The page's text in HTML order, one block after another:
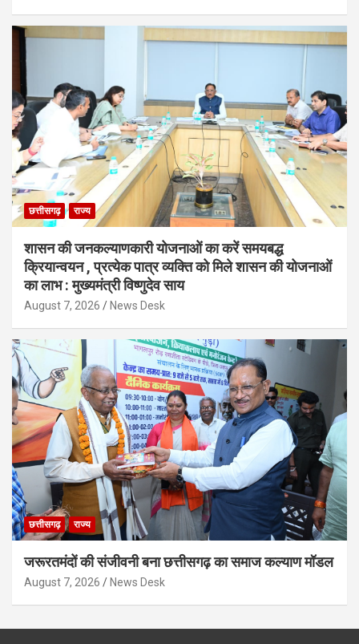
छत्तीसगढ़ राज्य
शासन की जनकल्याणकारी योजनाओं का करें समयबद्ध
क्रियान्वयन , प्रत्येक पात्र व्यक्ति को मिले शासन की योजनाओं
का लाभ : मुख्यमंत्री विष्णुदेव साय
August 7, 2026 News Desk
छत्तीसगढ़ राज्य
जरूरतमंदों की संजीवनी बना छत्तीसगढ़ का समाज कल्याण मॉडल
August 7, 2026 News Desk